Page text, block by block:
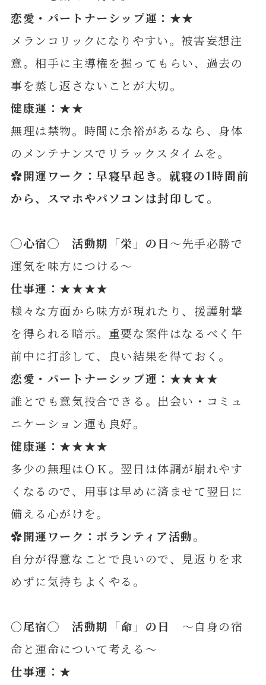
恋愛・パートナーシップ運：★★
メランコリックになりやすい。被害妄想注
意。相手に主導権を握ってもらい、過去の
事を蒸し返さないことが大切。
健康運：★★
無理は禁物。時間に余裕があるなら、身体
のメンテナンスでリラックスタイムを。
✿開運ワーク：早寝早起き。就寝の1時間前
から、スマホやパソコンは封印 して。
◯心宿◯ 活動期「栄」の日～先手必勝で
運気を味方につける～
仕事運：★★★★
様々な方面から味方が現れたり、援護射撃
を得られる暗示。重要な案件はなるべく午
前中に打診して、良い結果を得ておく。
恋愛・パートナーシップ運：★★★★
誰とでも意気投合できる。出会い・コミュ
ニケーション運も良好。
健康運：★★★★
多少の無理はＯＫ。翌日は体調が崩れやす
くなるので、用事は早めに済ませて翌日に
備える心がけを。
✿開運ワーク：ボランティア活動。
自分が得意なことで良いので、見返りを求
めずに気持ちよくやる。
〇尾宿◯ 活動期「命」の日 ～自身の宿
命と運命について考える～
仕事運：★